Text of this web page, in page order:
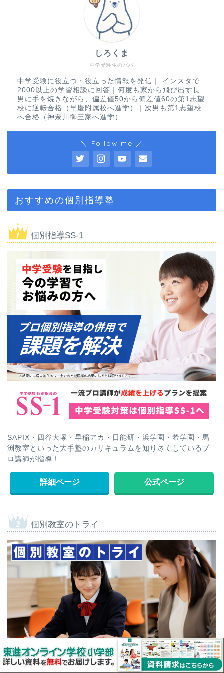
中学受験生のパパ
しろくま
中学受験に役立つ・役立った情報を発信｜ インスタで
2000以上の学習相談に回答｜何度も家から飛び出す長
男に手を焼きながら、偏差値50から偏差値60の第1志望
校に逆転合格（早慶附属校へ進学）｜次男も第1志望校
へ合格（神奈川御三家へ進学）
＼ Follow me ／
おすすめの個別指導塾
個別指導SS-1
SAPIX・四谷大塚・早稲アカ・日能研・浜学園・希学園・馬
渕教室といった大手塾のカリキュラムを知り尽くしているプ
ロ講師が指導！
詳細ページ 公式ページ
個別教室のトライ